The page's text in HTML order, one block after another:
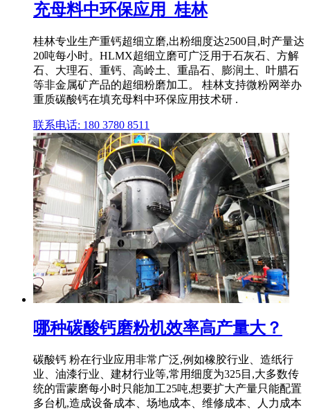
充母料中环保应用_桂林
桂林专业生产重钙超细立磨,出粉细度达2500目,时产量达
20吨每小时。HLMX超细立磨可广泛用于石灰石、方解
石、大理石、重钙、高岭土、重晶石、膨润土、叶腊石
等非金属矿产品的超细粉磨加工。 桂林支持微粉网举办
重质碳酸钙在填充母料中环保应用技术研 .
联系电话: 180 3780 8511
哪种碳酸钙磨粉机效率高产量大？
碳酸钙 粉在行业应用非常广泛,例如橡胶行业、造纸行
业、油漆行业、建材行业等,常用细度为325目,大多数传
统的雷蒙磨每小时只能加工25吨,想要扩大产量只能配置
多台机,造成设备成本、场地成本、维修成本、人力成本